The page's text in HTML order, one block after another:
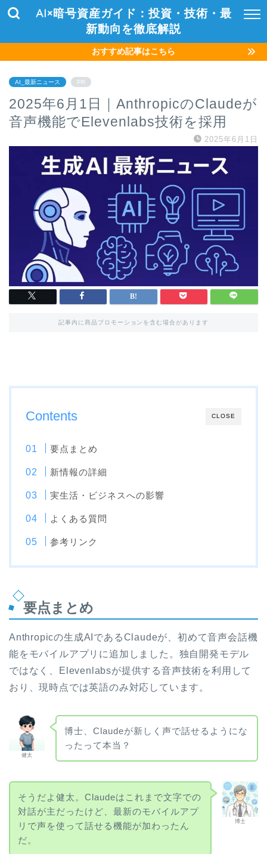
AI×暗号資産ガイド：投資・技術・最
新動向を徹底解説
おすすめ記事はこちら
AI_最新ニュース PR
2025年6月1日｜AnthropicのClaudeが
音声機能でElevenlabs技術を採用
2025年6月1日
記事内に商品プロモーションを含む場合があります
CLOSE
Contents
要点まとめ
新情報の詳細
実生活・ビジネスへの影響
よくある質問
参考リンク
要点まとめ
Anthropicの生成AIであるClaudeが、初めて音声会話機
能をモバイルアプリに追加しました。独自開発モデル
ではなく、Elevenlabsが提供する音声技術を利用して
おり、現時点では英語のみ対応しています。
健太
博士、Claudeが新しく声で話せるようにな
ったって本当？
博士
そうだよ健太。Claudeはこれまで文字での
対話が主だったけど、最新のモバイルアプ
リで声を使って話せる機能が加わったん
だ。